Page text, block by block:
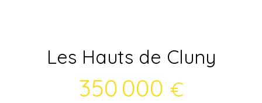
Les Hauts de Cluny
350 000 €